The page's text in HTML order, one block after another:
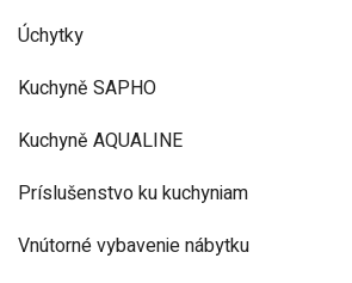
Úchytky
Kuchyně SAPHO
Kuchyně AQUALINE
Príslušenstvo ku kuchyniam
Vnútorné vybavenie nábytku